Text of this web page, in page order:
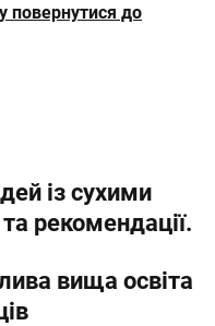
повернутися до
із сухими
рекомендації.
вища освіта